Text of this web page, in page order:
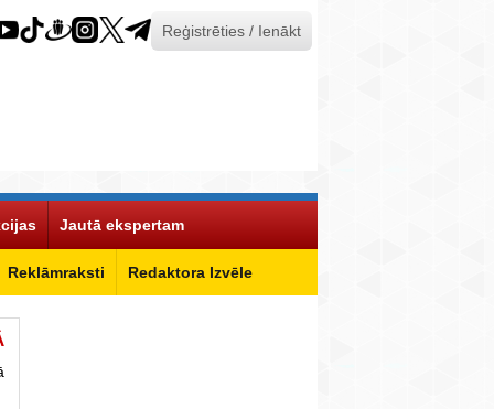
Reģistrēties / Ienākt
Reklāmraksti Redaktora Izvēle
Jautā ekspertam